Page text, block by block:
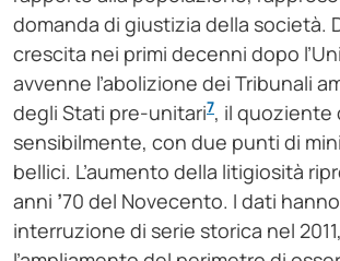
domanda di giustizia della società.
crescita nei primi decenni dopo
avvenne l’abolizione dei Tribunali
degli Stati pre-unitari7, il quoziente
sensibilmente, con due punti di
bellici. L’aumento della litigiosità
anni ’70 del Novecento. I dati
interruzione di serie storica nel